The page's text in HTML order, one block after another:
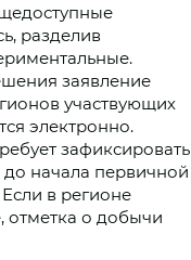
разделив
заявление
участвующих
электронно.
зафиксировать
начала первичной
в регионе
отметка о добычи